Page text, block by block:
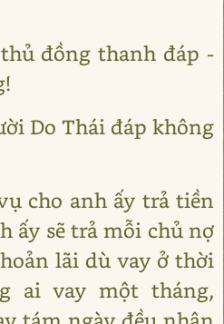
đồng thanh đáp -
Do Thái đáp không
cho anh ấy trả tiền
ấy sẽ trả mỗi chủ nợ
lãi dù vay ở thời
ai vay một tháng,